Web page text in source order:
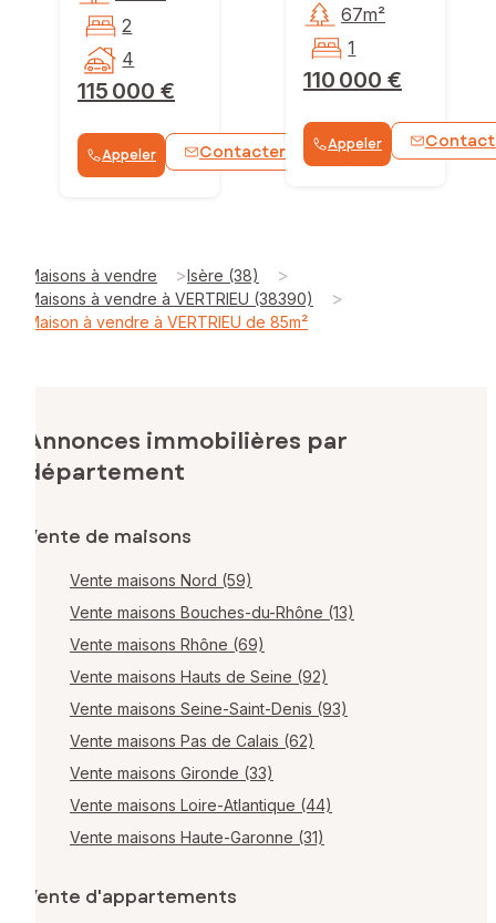
115 000 €
2
4
Appeler Contacter WhatsApp
110 000 €
67m²
1
Appeler
Maisons à vendre >Isère (38) >
Maisons à vendre à VERTRIEU (38390) >
Maison à vendre à VERTRIEU de 85m²
Annonces immobilières par
département
Vente de maisons
Vente maisons Nord (59)
Vente maisons Bouches-du-Rhône (13)
Vente maisons Rhône (69)
Vente maisons Hauts de Seine (92)
Vente maisons Seine-Saint-Denis (93)
Vente maisons Pas de Calais (62)
Vente maisons Gironde (33)
Vente maisons Loire-Atlantique (44)
Vente maisons Haute-Garonne (31)
Vente d'appartements